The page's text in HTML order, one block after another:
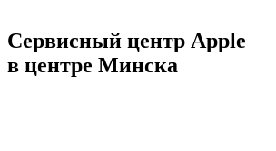
Сервисный центр Apple
в центре Минска